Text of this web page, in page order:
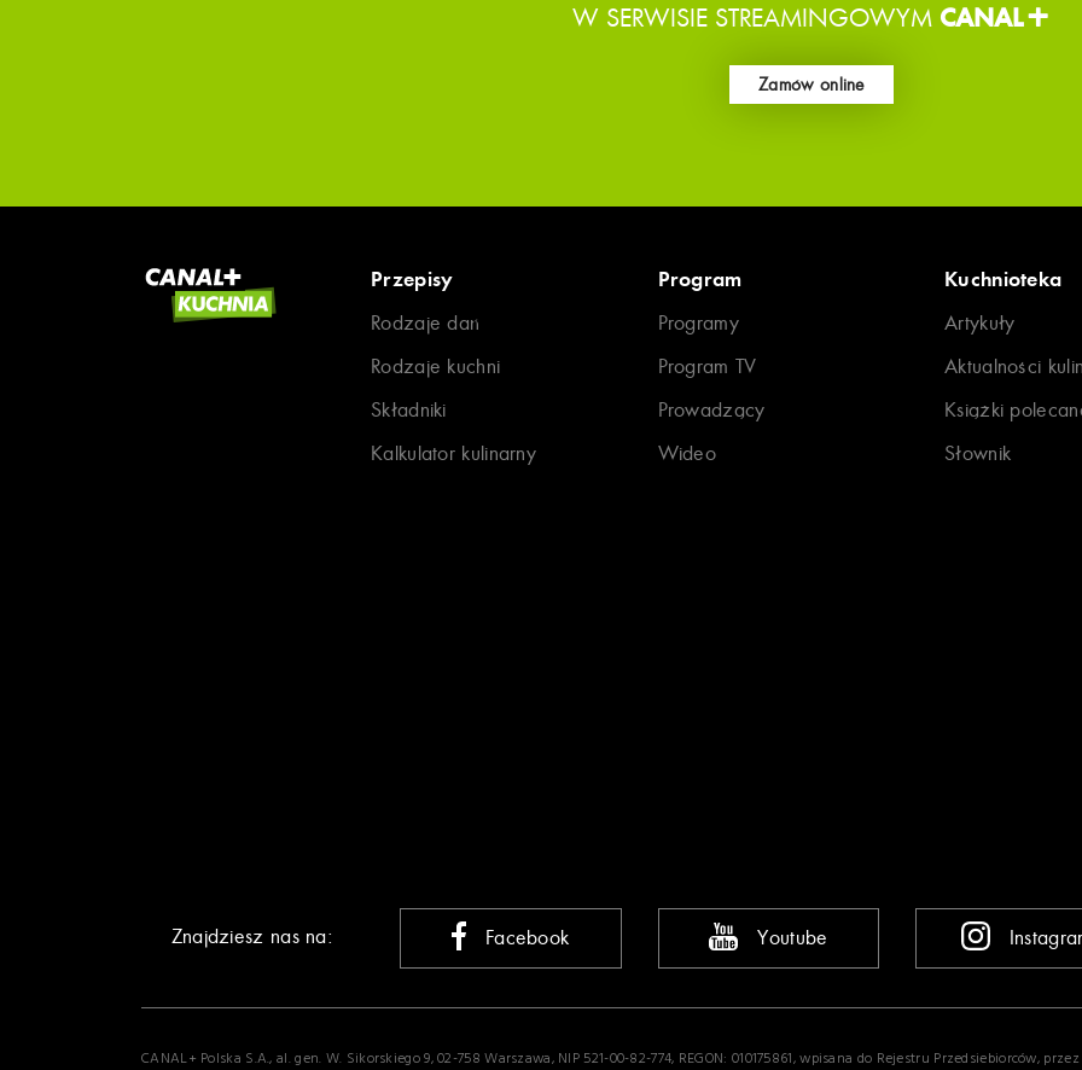
W SERWISIE STREAMINGOWYM CANAL+
Zamów online
Przepisy
Rodzaje dań
Rodzaje kuchni
Składniki
Kalkulator kulinarny
Program
Programy
Program TV
Prowadzący
Wideo
Kuchnioteka
Artykuły
Aktualności
Książki
Słownik
Znajdziesz nas na: Facebook Youtube
CANAL+ Polska S.A., al. gen. W. Sikorskiego 9, 02-758 Warszawa, NIP 521-00-82-774, REGON: 010175861, wpisana do Rejestru Przedsiebiorców,